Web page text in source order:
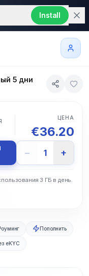
Install
5 дни
ЦЕНА
€36.20
− 1 +
3 ГБ в день.
Пополнить
eKYC